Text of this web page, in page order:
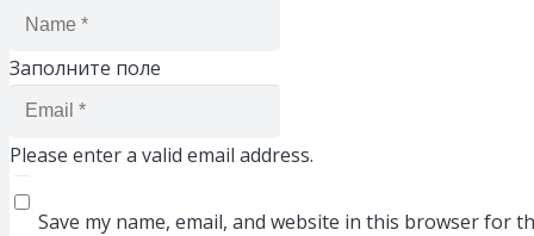
Заполните поле
Please enter a valid email address.
Save my name, email, and website in this browser for